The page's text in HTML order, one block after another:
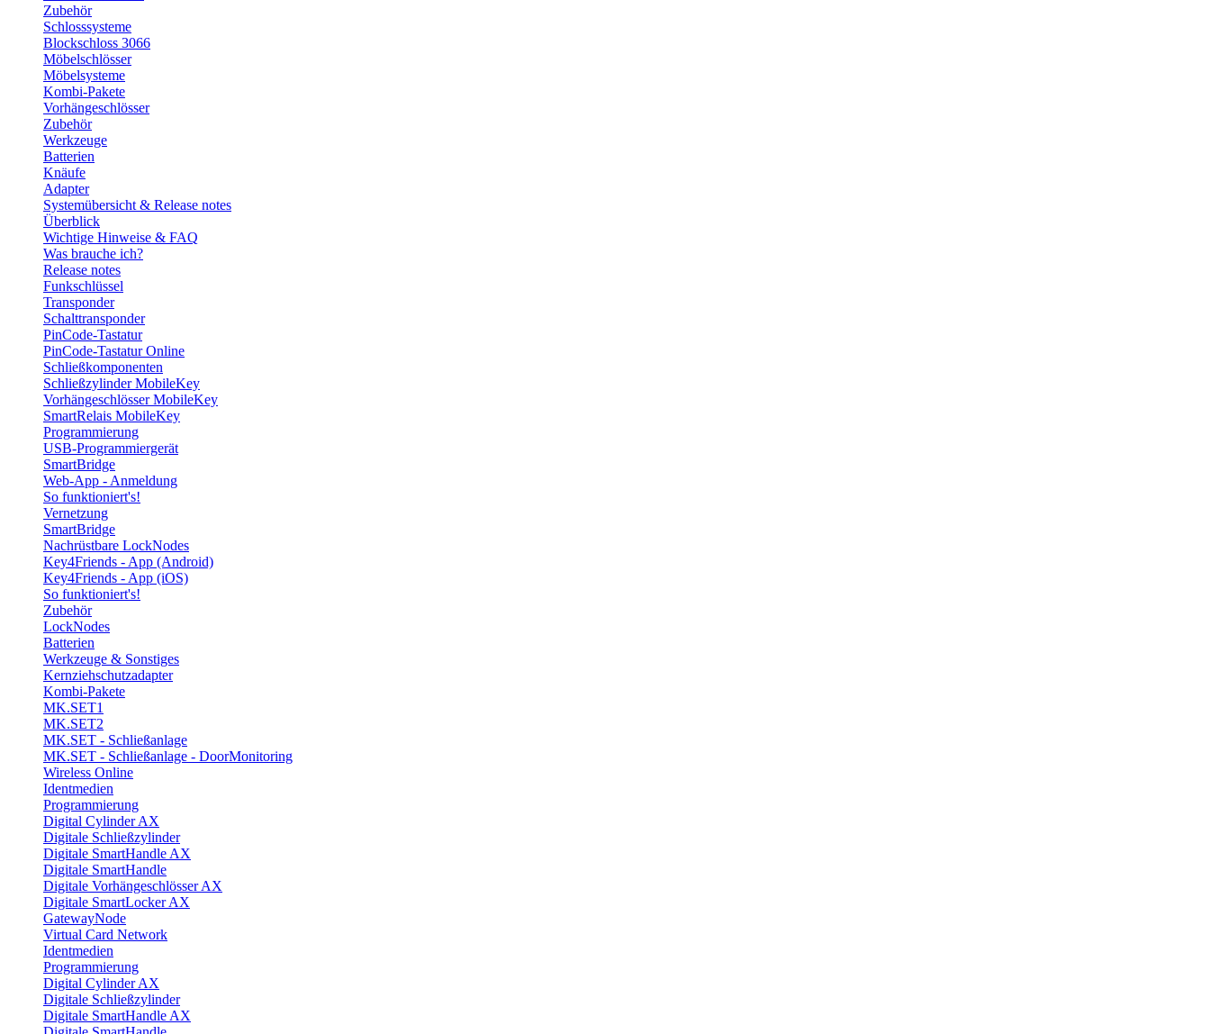
Zubehör
Schlosssysteme
Blockschloss 3066
Möbelschlösser
Möbelsysteme
Kombi-Pakete
Vorhängeschlösser
Zubehör
Werkzeuge
Batterien
Knäufe
Adapter
Systemübersicht & Release notes
Überblick
Wichtige Hinweise & FAQ
Was brauche ich?
Release notes
Funkschlüssel
Transponder
Schalttransponder
PinCode-Tastatur
PinCode-Tastatur Online
Schließkomponenten
Schließzylinder MobileKey
Vorhängeschlösser MobileKey
SmartRelais MobileKey
Programmierung
USB-Programmiergerät
SmartBridge
Web-App - Anmeldung
So funktioniert's!
Vernetzung
SmartBridge
Nachrüstbare LockNodes
Key4Friends - App (Android)
Key4Friends - App (iOS)
So funktioniert's!
Zubehör
LockNodes
Batterien
Werkzeuge & Sonstiges
Kernziehschutzadapter
Kombi-Pakete
MK.SET1
MK.SET2
MK.SET - Schließanlage
MK.SET - Schließanlage - DoorMonitoring
Wireless Online
Identmedien
Programmierung
Digital Cylinder AX
Digitale Schließzylinder
Digitale SmartHandle AX
Digitale SmartHandle
Digitale Vorhängeschlösser AX
Digitale SmartLocker AX
GatewayNode
Virtual Card Network
Identmedien
Programmierung
Digital Cylinder AX
Digitale Schließzylinder
Digitale SmartHandle AX